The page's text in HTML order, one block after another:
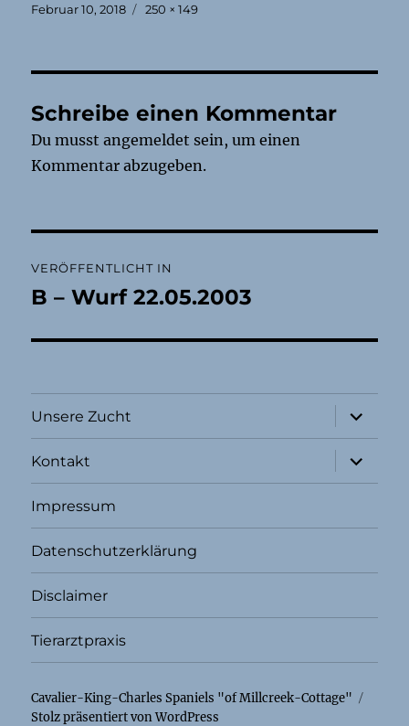
Veröffentlicht
Februar 10, 2018 Originalgröße
250 × 149
Schreibe einen Kommentar
Du musstangemeldet sein, um einen
Kommentar abzugeben.
VERÖFFENTLICHT IN
B – Wurf 22.05.2003
Unsere Zucht
öffnen
Kontakt
öffnen
Impressum
Datenschutzerklärung
Disclaimer
Tierarztpraxis
Cavalier-King-Charles Spaniels "of Millcreek-Cottage"
Stolz präsentiert von WordPress